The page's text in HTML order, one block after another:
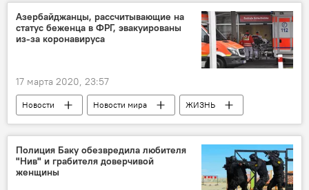
Азербайджанцы, рассчитывающие на
статус беженца в ФРГ, эвакуированы
из-за коронавируса
17 марта 2020, 23:57
Новости Новости мира
ЖИЗНЬ
ФРГ
беженцы эвакуация
Полиция Баку обезвредила любителя
"Нив" и грабителя доверчивой
женщины